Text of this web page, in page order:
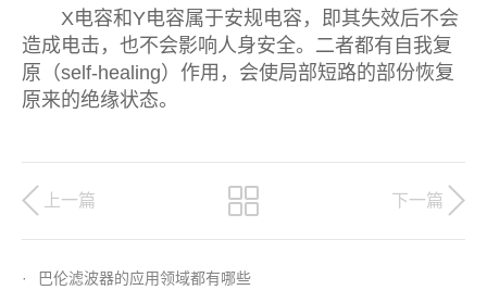
X电容和Y电容属于安规电容，即其失效后不会
造成电击，也不会影响人身安全。二者都有自我复
原（self-healing）作用，会使局部短路的部份恢复
原来的绝缘状态。
上一篇 下一篇
·
巴伦滤波器的应用领域都有哪些